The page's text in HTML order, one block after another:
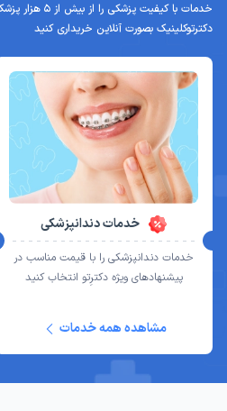
خدمات با
دکترتوکلینیک بصورت آنلاین خریداری کنید
خدمات دندانپزشکی
خدمات دندانپزشکی را با قیمت مناسب در
پیشنهادهای ویژه دکترِتو انتخاب کنید
مشاهده همه خدمات